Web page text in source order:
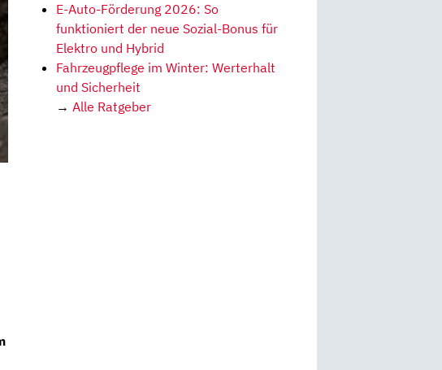
E-Auto-Förderung 2026: So
funktioniert der neue Sozial-Bonus für
Elektro und Hybrid
Fahrzeugpflege im Winter: Werterhalt
und Sicherheit
→ Alle Ratgeber